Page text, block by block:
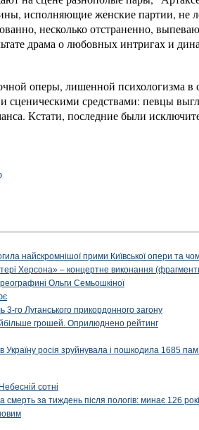
исполняющие женские партии, не
несколько отстраненно,
драма о любовных интригах и
оперы, лишенной психологизма
сценическими средствами: певцы
Кстати, последние были
найскромнішої прими Київської опери та
Херсона» – концертне виконання
Ольги Семьошкіної
го Луганського прикордонного загону
грошей. Оприлюднено рейтинг
росія зруйнувала і пошкодила 1685
сотні
смерть за тиждень після пологів: минає 126